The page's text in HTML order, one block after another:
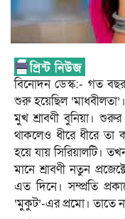
বিনোদন ডেস্ক:- গত
শুরু হয়েছিল ‘মাধবীলতা’।
মুখ শ্রাবণী বুনিয়া।
থাকলেও ধীরে ধীরে তা
হয়ে যায় সিরিয়ালটি।
মানে শ্রাবণী নতুন
এত দিনে। সম্প্রতি
‘মুকুট’-এর প্রমো। তাতে